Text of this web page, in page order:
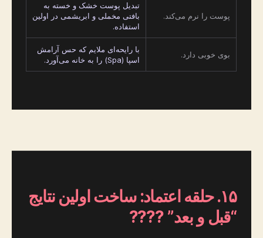
پوست را نرم می‌کند.
تبدیل پوست خشک و خسته به
بافتی مخملی و ابریشمی در اولین
استفاده.
بوی خوبی دارد.
با رایحه‌ای ملایم که حس آرامش
اسپا (Spa) را به خانه می‌آورد.
۱۵. حلقه اعتماد: ساخت اولین نتایج
“قبل و بعد” ????